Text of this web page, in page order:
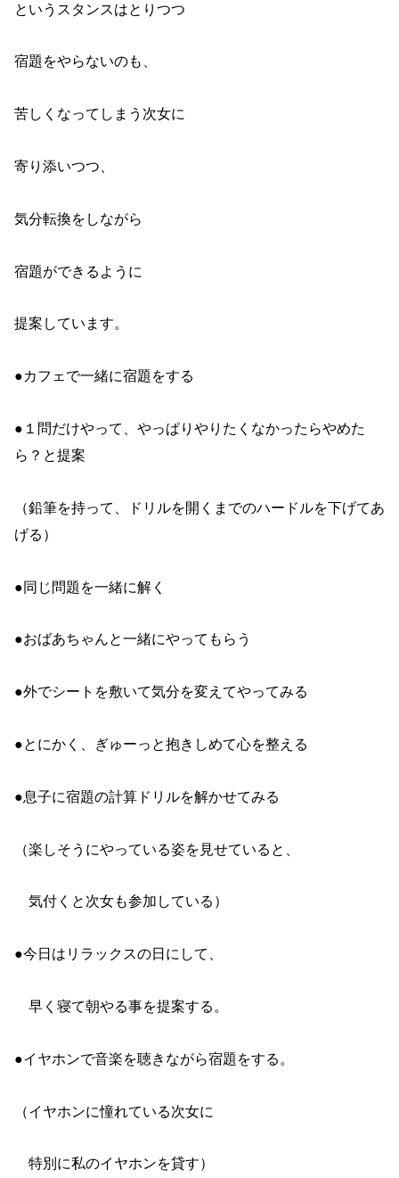
というスタンスはとりつつ
宿題をやらないのも、
苦しくなってしまう次女に
寄り添いつつ、
気分転換をしながら
宿題ができるように
提案しています。
●カフェで一緒に宿題をする
●１問だけやって、やっぱりやりたくなかったらやめた
ら？と提案
（鉛筆を持って、ドリルを開くまでのハードルを下げてあ
げる）
●同じ問題を一緒に解く
●おばあちゃんと一緒にやってもらう
●外でシートを敷いて気分を変えてやってみる
●とにかく、ぎゅーっと抱きしめて心を整える
●息子に宿題の計算ドリルを解かせてみる
（楽しそうにやっている姿を見せていると、
気付くと次女も参加している）
●今日はリラックスの日にして、
早く寝て朝やる事を提案する。
●イヤホンで音楽を聴きながら宿題をする。
（イヤホンに憧れている次女に
特別に私のイヤホンを貸す）